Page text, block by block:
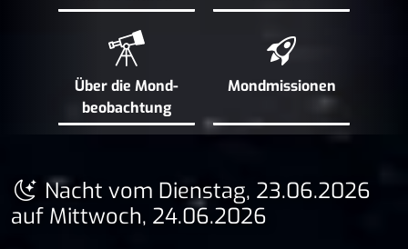
Über die Mond­
beobachtung
Mond­missionen
Nacht vom Dienstag, 23.06.2026
auf Mittwoch, 24.06.2026